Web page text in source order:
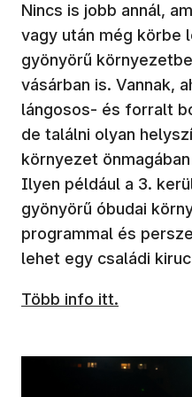
Nincs is jobb annál,
vagy után még körbe
gyönyörű
vásárban is. Vannak,
lángosos- és forralt
de találni olyan
környezet
Ilyen például a 3.
gyönyörű óbudai
programmal és
lehet egy családi
Több info itt.